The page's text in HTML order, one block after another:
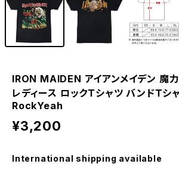
IRON MAIDEN アイアンメイデン 魔
レディース ロックＴシャツ バンドＴシ
RockYeah
¥3,200
International shipping available